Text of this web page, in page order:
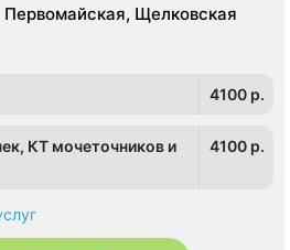
Щелковская
4100 p.
КТ мочеточников и
4100 p.